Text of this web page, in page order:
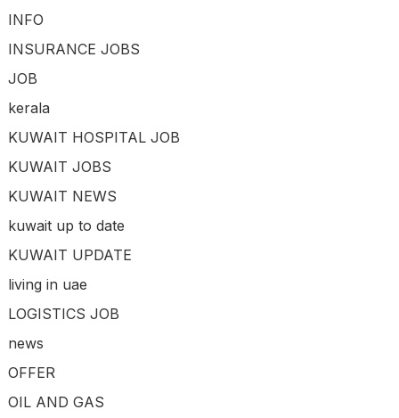
INFO
INSURANCE JOBS
JOB
kerala
KUWAIT HOSPITAL JOB
KUWAIT JOBS
KUWAIT NEWS
kuwait up to date
KUWAIT UPDATE
living in uae
LOGISTICS JOB
news
OFFER
OIL AND GAS